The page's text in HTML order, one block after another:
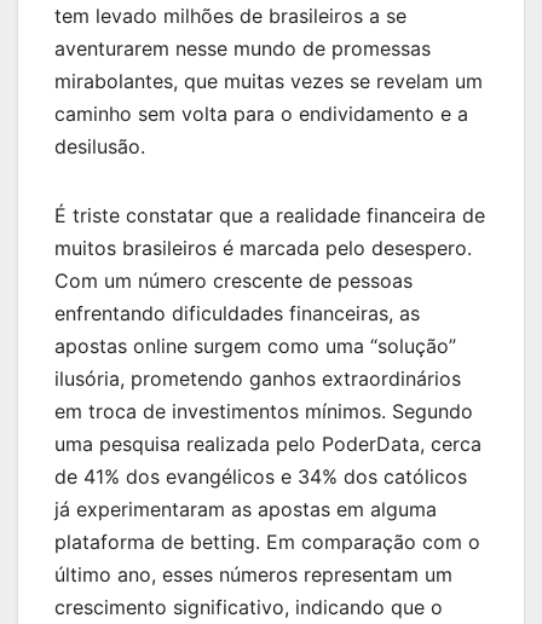
tem levado milhões de brasileiros a se
aventurarem nesse mundo de promessas
mirabolantes, que muitas vezes se revelam um
caminho sem volta para o endividamento e a
desilusão.
É triste constatar que a realidade financeira de
muitos brasileiros é marcada pelo desespero.
Com um número crescente de pessoas
enfrentando dificuldades financeiras, as
apostas online surgem como uma “solução”
ilusória, prometendo ganhos extraordinários
em troca de investimentos mínimos. Segundo
uma pesquisa realizada pelo PoderData, cerca
de 41% dos evangélicos e 34% dos católicos
já experimentaram as apostas em alguma
plataforma de betting. Em comparação com o
último ano, esses números representam um
crescimento significativo, indicando que o